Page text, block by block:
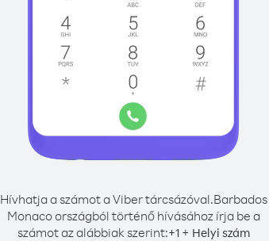
Hívhatja a számot a Viber tárcsázóval.Barbados
Monaco országból történő hívásához írja be a
számot az alábbiak szerint:+1+ Helyi szám